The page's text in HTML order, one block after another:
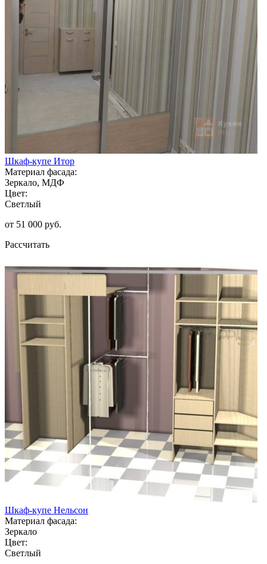
Шкаф-купе Итор
Материал фасада:
Зеркало, МДФ
Цвет:
Светлый
от 51 000 руб.
Рассчитать
Шкаф-купе Нельсон
Материал фасада:
Зеркало
Цвет:
Светлый